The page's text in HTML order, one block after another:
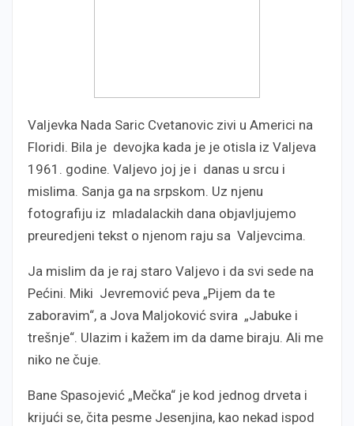
Valjevka Nada Saric Cvetanovic zivi u Americi na
Floridi. Bila je devojka kada je je otisla iz Valjeva
1961. godine. Valjevo joj je i danas u srcu i
mislima. Sanja ga na srpskom. Uz njenu
fotografiju iz mladalackih dana objavljujemo
preuredjeni tekst o njenom raju sa Valjevcima.
Ja mislim da je raj staro Valjevo i da svi sede na
Pećini. Miki Jevremović peva „Pijem da te
zaboravim“, a Jova Maljoković svira „Jabuke i
trešnje“. Ulazim i kažem im da dame biraju. Ali me
niko ne čuje.
Bane Spasojević „Mečka“ je kod jednog drveta i
krijući se, čita pesme Jesenjina, kao nekad ispod